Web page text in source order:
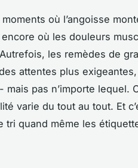
où l’angoisse
où les douleurs
les remèdes de
attentes plus exigeantes,
pas n’importe lequel.
varie du tout au tout. Et
tri quand même les